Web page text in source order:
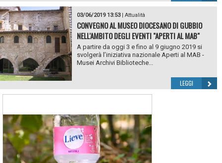
03/06/2019 13:53| Attualità
CONVEGNO AL MUSEO DIOCESANO DI GUBBIO
NELL'AMBITO DEGLI EVENTI "APERTI AL MAB"
A partire da oggi 3 e fino al 9 giugno 2019 si
svolgerà l’iniziativa nazionale Aperti al MAB -
Musei Archivi Biblioteche...
LEGGI